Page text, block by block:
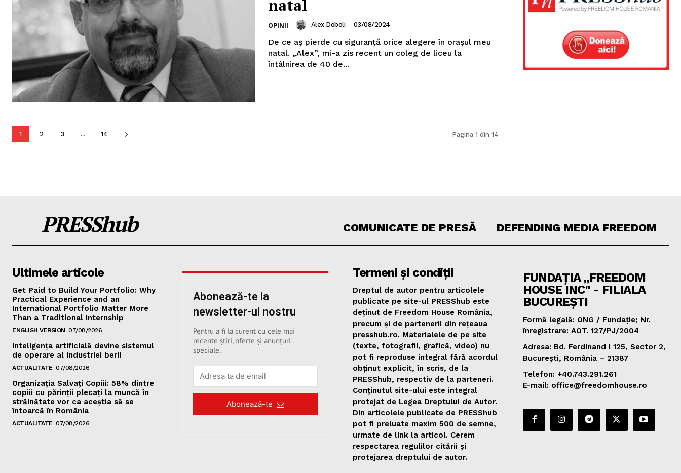
natal
OPINII Alex Doboli - 03/08/2024
De ce aș pierde cu siguranță orice alegere în orașul meu
natal. „Alex”, mi-a zis recent un coleg de liceu la
întâlnirea de 40 de...
1 2 3 ... 14 Pagina 1 din 14
PRESShub COMUNICATE DE PRESĂ DEFENDING MEDIA FREEDOM
Ultimele articole
Get Paid to Build Your Portfolio: Why
Practical Experience and an
International Portfolio Matter More
Than a Traditional Internship
ENGLISH VERSION 07/08/2026
Inteligența artificială devine sistemul
de operare al industriei berii
ACTUALITATE 07/08/2026
Organizația Salvați Copiii: 58% dintre
copiii cu părinții plecați la muncă în
străinătate vor ca aceștia să se
întoarcă în România
ACTUALITATE 07/08/2026
Abonează-te la
newsletter-ul nostru
Pentru a fi la curent cu cele mai
recente știri, oferte și anunțuri
speciale.
Abonează-te
Termeni și condiții
Dreptul de autor pentru articolele
publicate pe site-ul PRESShub este
deținut de Freedom House România,
precum și de partenerii din rețeaua
presshub.ro. Materialele de pe site
(texte, fotografii, grafică, video) nu
pot fi reproduse integral fără acordul
obținut explicit, în scris, de la
PRESShub, respectiv de la parteneri.
Conținutul site-ului este integral
protejat de Legea Dreptului de Autor.
Din articolele publicate de PRESShub
pot fi preluate maxim 500 de semne,
urmate de link la articol. Cerem
respectarea regulilor citării și
protejarea dreptului de autor.
FUNDAȚIA „FREEDOM
HOUSE INC" - FILIALA
BUCUREȘTI
Formă legală: ONG / Fundație; Nr.
înregistrare: AOT. 127/PJ/2004
Adresa: Bd. Ferdinand I 125, Sector 2,
București, România – 21387
Telefon: +40.743.291.261
E-mail: office@freedomhouse.ro